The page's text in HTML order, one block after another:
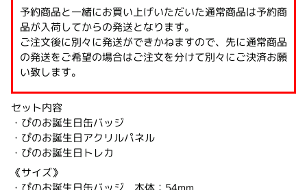
予約商品と一緒にお買い上げいただいた通常商品は予約商
品が入荷してからの発送となります。
ご注文後に別々に発送ができかねますので、先に通常商品
の発送をご希望の場合はご注文を分けて別々にご決済お願
い致します。
セット内容
・ぴのお誕生日缶バッジ
・ぴのお誕生日アクリルパネル
・ぴのお誕生日トレカ
《サイズ》